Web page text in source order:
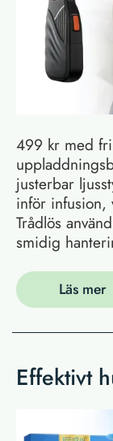
499 kr med
justerbar
inför infusion,
Trådlös
smidig
Läs mer
Effektivt